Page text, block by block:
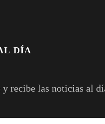
DÍA
y recibe las noticias al